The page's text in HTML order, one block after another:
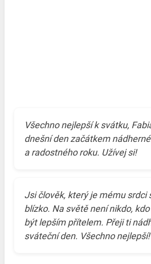
Všechno nejlepší k svátku,
dnešní den začátkem
a radostného roku. Užívej si!
Jsi člověk, který je mému srdci
blízko. Na světě není nikdo,
být lepším přítelem. Přeji ti
sváteční den. Všechno nejlepší!